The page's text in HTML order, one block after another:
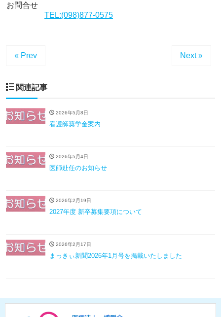
お問合せ
TEL:(098)877-0575
« Prev Next »
関連記事
2026年5月8日
看護師奨学金案内
2026年5月4日
医師赴任のお知らせ
2026年2月19日
2027年度 新卒募集要項について
2026年2月17日
まっきぃ新聞2026年1月号を掲載いたしました